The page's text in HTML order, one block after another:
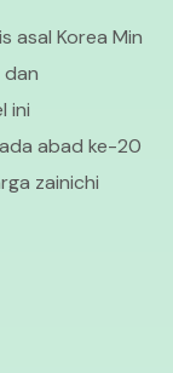
asal Korea Min
dan
ini
abad ke-20
zainichi